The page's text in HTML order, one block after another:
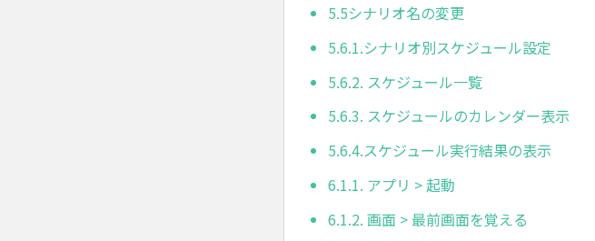
5.5シナリオ名の変更
5.6.1.シナリオ別スケジュール設定
5.6.2. スケジュール一覧
5.6.3. スケジュールのカレンダー表示
5.6.4.スケジュール実行結果の表示
6.1.1. アプリ > 起動
6.1.2. 画面 > 最前画面を覚える